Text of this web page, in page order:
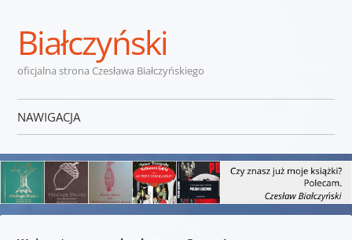
Białczyński
oficjalna strona Czesława Białczyńskiego
NAWIGACJA